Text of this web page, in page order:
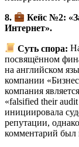
8.
Кейс №2:
Интернет».
Суть спора:
посвящённом
на английском
компании
компания
«falsified their
инициировала
репутации,
комментарий был